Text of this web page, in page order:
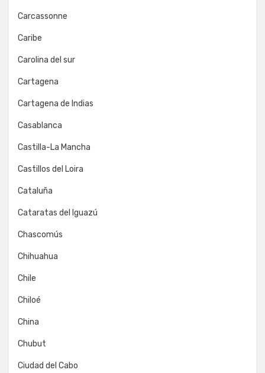
Carcassonne
Caribe
Carolina del sur
Cartagena
Cartagena de Indias
Casablanca
Castilla-La Mancha
Castillos del Loira
Cataluña
Cataratas del Iguazú
Chascomús
Chihuahua
Chile
Chiloé
China
Chubut
Ciudad del Cabo